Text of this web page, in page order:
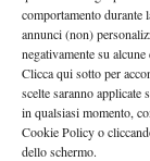
comportamento
annunci (non)
negativamente su
Clicca qui sotto per
scelte saranno
in qualsiasi momento,
Cookie Policy o
dello schermo.
all’opera la
qualificate, contro
giocatrice del
l’equilibrio sarà la
Schruff (135 Wta)
Chiamata